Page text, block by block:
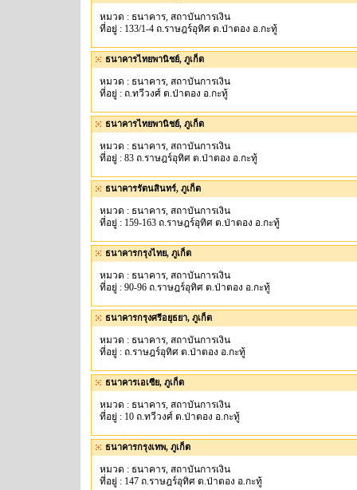
หมวด : ธนาคาร, สถาบันการเงิน
ที่อยู่ : 133/1-4 ถ.ราษฎร์อุทิศ ต.ป่าตอง อ.กะทู้
ธนาคารไทยพานิชย์, ภูเก็ต
หมวด : ธนาคาร, สถาบันการเงิน
ที่อยู่ : ถ.ทวีวงศ์ ต.ป่าตอง อ.กะทู้
ธนาคารไทยพานิชย์, ภูเก็ต
หมวด : ธนาคาร, สถาบันการเงิน
ที่อยู่ : 83 ถ.ราษฎร์อุทิศ ต.ป่าตอง อ.กะทู้
ธนาคารรัตนสินทร์, ภูเก็ต
หมวด : ธนาคาร, สถาบันการเงิน
ที่อยู่ : 159-163 ถ.ราษฎร์อุทิศ ต.ป่าตอง อ.กะทู้
ธนาคารกรุงไทย, ภูเก็ต
หมวด : ธนาคาร, สถาบันการเงิน
ที่อยู่ : 90-96 ถ.ราษฎร์อุทิศ ต.ป่าตอง อ.กะทู้
ธนาคารกรุงศรีอยุธยา, ภูเก็ต
หมวด : ธนาคาร, สถาบันการเงิน
ที่อยู่ : ถ.ราษฎร์อุทิศ ต.ป่าตอง อ.กะทู้
ธนาคารเอเซีย, ภูเก็ต
หมวด : ธนาคาร, สถาบันการเงิน
ที่อยู่ : 10 ถ.ทวีวงศ์ ต.ป่าตอง อ.กะทู้
ธนาคารกรุงเทพ, ภูเก็ต
หมวด : ธนาคาร, สถาบันการเงิน
ที่อยู่ : 147 ถ.ราษฎร์อุทิศ ต.ป่าตอง อ.กะทู้